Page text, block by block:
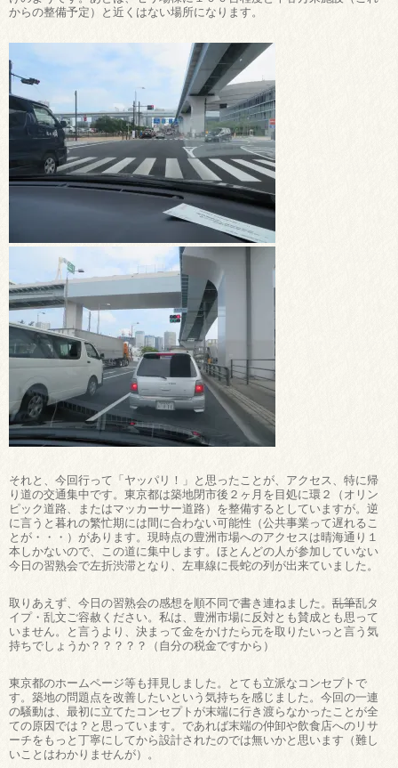
からの整備予定）と近くはない場所になります。
それと、今回行って「ヤッパリ！」と思ったことが、アクセス、特に帰
り道の交通集中です。東京都は築地閉市後２ヶ月を目処に環２（オリン
ピック道路、またはマッカーサー道路）を整備するとしていますが。逆
に言うと暮れの繁忙期には間に合わない可能性（公共事業って遅れるこ
とが・・・）があります。現時点の豊洲市場へのアクセスは晴海通り１
本しかないので、この道に集中します。ほとんどの人が参加していない
今日の習熟会で左折渋滞となり、左車線に長蛇の列が出来ていました。
取りあえず、今日の習熟会の感想を順不同で書き連ねました。 乱筆乱タ
イプ・乱文ご容赦ください。私は、豊洲市場に反対とも賛成とも思って
いません。と言うより、決まって金をかけたら元を取りたいっと言う気
持ちでしょうか？？？？？（自分の税金ですから）
東京都のホームページ等も拝見しました。とても立派なコンセプトで
す。築地の問題点を改善したいという気持ちを感じました。今回の一連
の騒動は、最初に立てたコンセプトが末端に行き渡らなかったことが全
ての原因では？と思っています。であれば末端の仲卸や飲食店へのリサ
ーチをもっと丁寧にしてから設計されたのでは無いかと思います（難し
いことはわかりませんが）。